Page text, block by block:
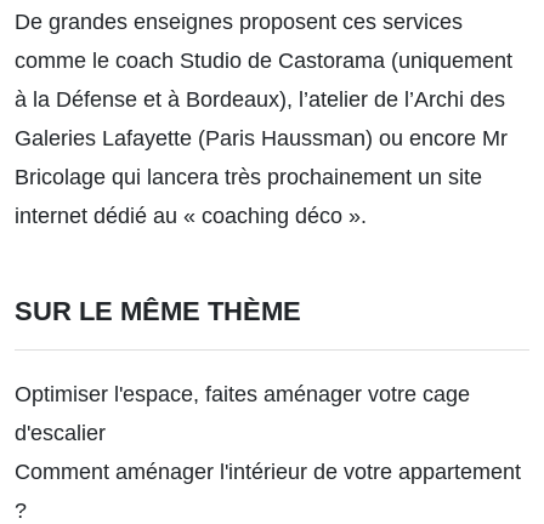
De grandes enseignes proposent ces services
comme le coach Studio de Castorama (uniquement
à la Défense et à Bordeaux), l’atelier de l’Archi des
Galeries Lafayette (Paris Haussman) ou encore Mr
Bricolage qui lancera très prochainement un site
internet dédié au « coaching déco ».
SUR LE MÊME THÈME
Optimiser l'espace, faites aménager votre cage
d'escalier
Comment aménager l'intérieur de votre appartement
?